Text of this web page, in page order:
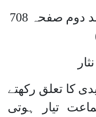
(مجموعہ اشتہارات جلد دوم صفحہ 708
کا تعلق رکھتے
تیار ہوتی